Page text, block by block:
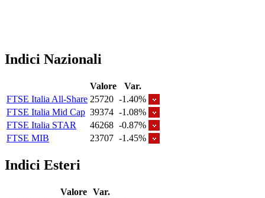
Indici Nazionali
Valore
Var.
FTSE Italia All-Share 25720 -1.40%
FTSE Italia Mid Cap 39374 -1.08%
FTSE Italia STAR
46268 -0.87%
FTSE MIB
23707 -1.45%
Indici Esteri
Valore Var.